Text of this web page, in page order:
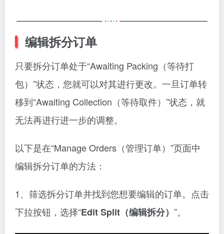
编辑拆分订单
只要拆分订单处于“Awaiting Packing（等待打
包）”状态，您就可以对其进行更改。一旦订单转
移到“Awaiting Collection（等待取件）”状态，就
无法再进行进一步的调整。
以下是在“Manage Orders（管理订单）”页面中
编辑拆分订单的方法：
1、筛选拆分订单并找到您想要编辑的订单。点击
下拉按钮，选择“Edit Split（编辑拆分） ”。